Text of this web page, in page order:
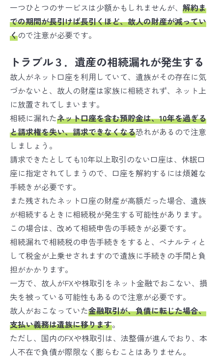
一つひとつのサービスは少額かもしれませんが、 解約ま
での期間が長引けば長引くほど、故人の財産が減ってい
くので注意が必要です。
トラブル３．遺産の相続漏れが発生する
故人がネット口座を利用していて、遺族がその存在に気
づかないと、故人の財産は家族に相続されず、ネット上
に放置されてしまいます。
相続に漏れたネット口座を含む預貯金は、10年を過ぎる
と請求権を失い、請求できなくなる恐れがあるので注意
しましょう。
請求できたとしても10年以上取引のない口座は、休眠口
座に指定されてしまうので、口座を解約するには煩雑な
手続きが必要です。
また残されたネット口座の財産が高額だった場合、遺族
が相続するときに相続税が発生する可能性があります。
この場合は、改めて相続申告の手続きが必要です。
相続漏れで相続税の申告手続きをすると、ペナルティと
して税金が上乗せされますので遺族に手続きの手間と負
担がかかります。
一方で、故人がFXや株取引をネット金融でおこない、損
失を被っている可能性もあるので注意が必要です。
故人がおこなっていた金融取引が、負債に転じた場合、
支払い義務は遺族に移ります。
ただし、国内のFXや株取引は、法整備が進んでおり、本
人不在で負債が際限なく膨らむことはありません。